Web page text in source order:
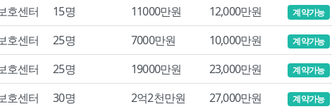
호센터 15명 11000만원 12,000만원 계약가능
호센터 25명 7000만원 10,000만원 계약가능
호센터 25명 19000만원 23,000만원 계약가능
호센터 30명 2억2천만원 27,000만원 계약가능